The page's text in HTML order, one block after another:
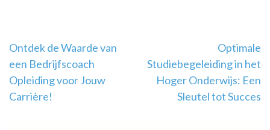
Berichtnavigatie
Ontdek de Waarde van
een Bedrijfscoach
Opleiding voor Jouw
Carrière!
Optimale
Studiebegeleiding in het
Hoger Onderwijs: Een
Sleutel tot Succes